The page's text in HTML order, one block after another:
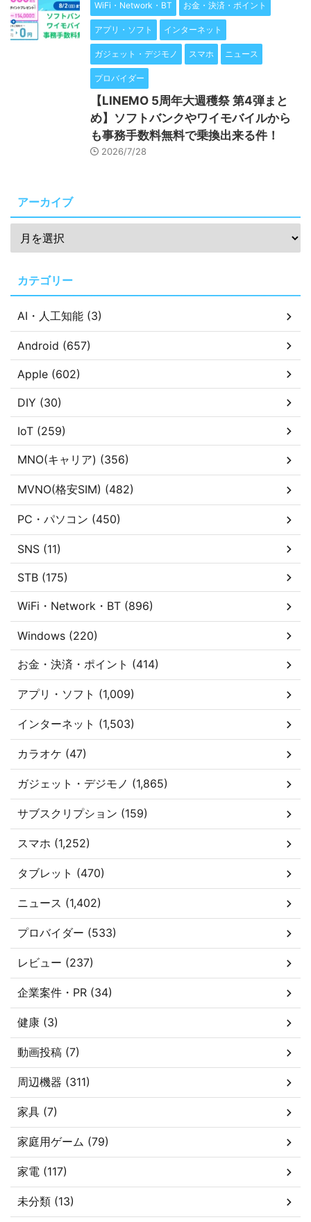
WiFi・Network・BT お金・決済・ポイント
アプリ・ソフト インターネット
ガジェット・デジモノ スマホ ニュース
プロバイダー
【LINEMO 5周年大週穫祭 第4弾まと
め】ソフトバンクやワイモバイルから
も事務手数料無料で乗換出来る件！
2026/7/28
アーカイブ
カテゴリー
AI・人工知能 (3)
Android (657)
Apple (602)
DIY (30)
IoT (259)
MNO(キャリア) (356)
MVNO(格安SIM) (482)
PC・パソコン (450)
SNS (11)
STB (175)
WiFi・Network・BT (896)
Windows (220)
お金・決済・ポイント (414)
アプリ・ソフト (1,009)
インターネット (1,503)
カラオケ (47)
ガジェット・デジモノ (1,865)
サブスクリプション (159)
スマホ (1,252)
タブレット (470)
ニュース (1,402)
プロバイダー (533)
レビュー (237)
企業案件・PR (34)
健康 (3)
動画投稿 (7)
周辺機器 (311)
家具 (7)
家庭用ゲーム (79)
家電 (117)
未分類 (13)